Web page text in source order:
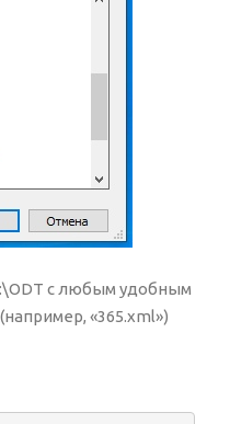
с любым удобным
«365.xml»)